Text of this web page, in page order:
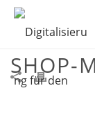
SHOP-